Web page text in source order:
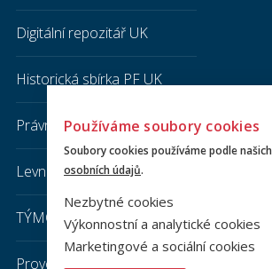
Digitální repozitář UK
Historická sbírka PF UK
Právnická literatura
Levná knihovna
TÝMOVÁ STUDOVNA
Provozní řád knihovny PF UK
Používáme soubory cookies
Soubory cookies používáme podle našich
osobních údajů.
Nezbytné cookies
Výkonnostní a analytické cookies
Marketingové a sociální cookies